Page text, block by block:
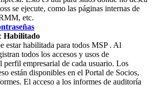
se ejecute, como las páginas internas de
, etc.
ñas
: Habilitado
estar habilitada para todos MSP . Al
todos los accesos y usos de
perfil empresarial de cada usuario. Los
están disponibles en el Portal de Socios,
. El acceso a los informes de auditoría